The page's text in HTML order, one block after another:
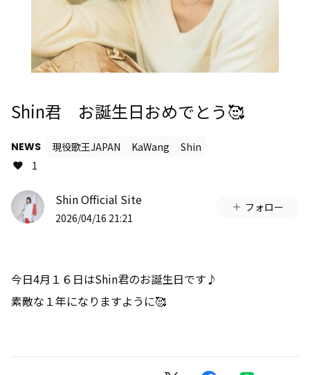
Shin君 お誕生日おめでとう🥰
NEWS 現役歌王JAPAN KaWang
Shin
1
Shin Official Site
2026/04/16 21:21
フォロー
今日4月１６日はShin君のお誕生日です♪
素敵な１年になりますように🥰